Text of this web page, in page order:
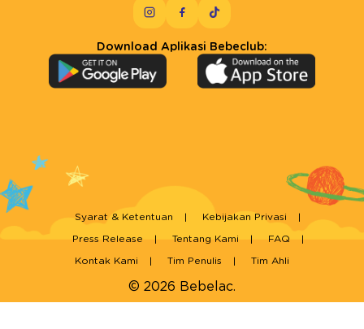
Download Aplikasi Bebeclub:
© 2026 Bebelac.
Syarat & Ketentuan Kebijakan Privasi
Press Release Tentang Kami FAQ
Kontak Kami Tim Penulis Tim Ahli